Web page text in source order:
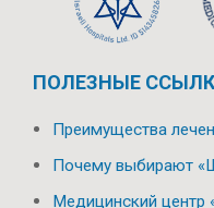
ПОЛЕЗНЫЕ
Преимущества
Почему выбирают
Медицинский